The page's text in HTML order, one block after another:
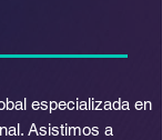
especializada en
Asistimos a